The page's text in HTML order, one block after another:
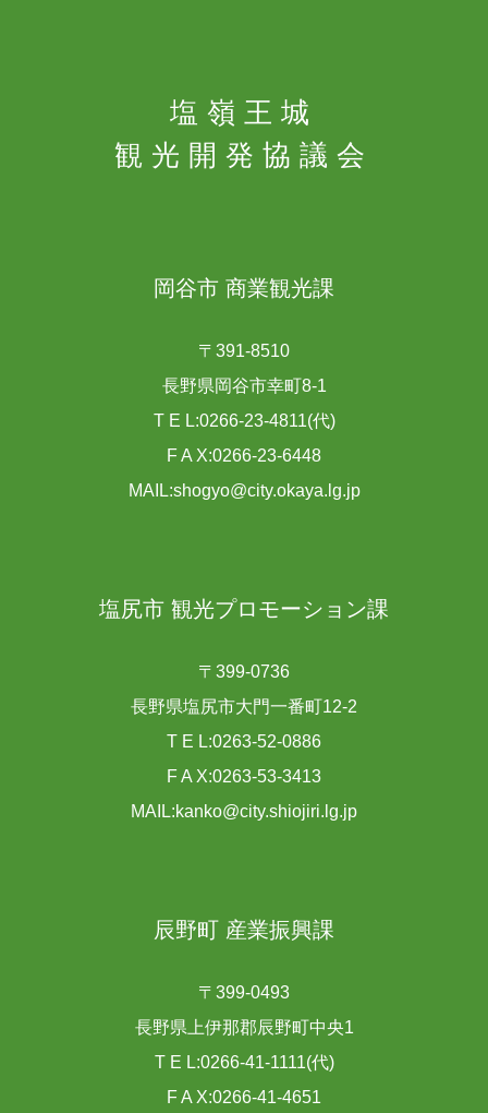
塩嶺王城
観光開発協議会
岡谷市 商業観光課
〒391-8510
長野県岡谷市幸町8-1
T E L:0266-23-4811(代)
F A X:0266-23-6448
MAIL:shogyo@city.okaya.lg.jp
塩尻市 観光プロモーション課
〒399-0736
長野県塩尻市大門一番町12-2
T E L:0263-52-0886
F A X:0263-53-3413
MAIL:kanko@city.shiojiri.lg.jp
辰野町 産業振興課
〒399-0493
長野県上伊那郡辰野町中央1
T E L:0266-41-1111(代)
F A X:0266-41-4651